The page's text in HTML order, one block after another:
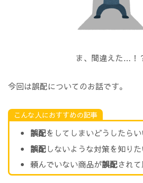
ま、間違えた…！
今回は誤配についてのお話です。
こんな人におすすめの記事
誤配をしてしまいどうしたら
誤配しないような対策を知りた
頼んでいない商品が誤配され